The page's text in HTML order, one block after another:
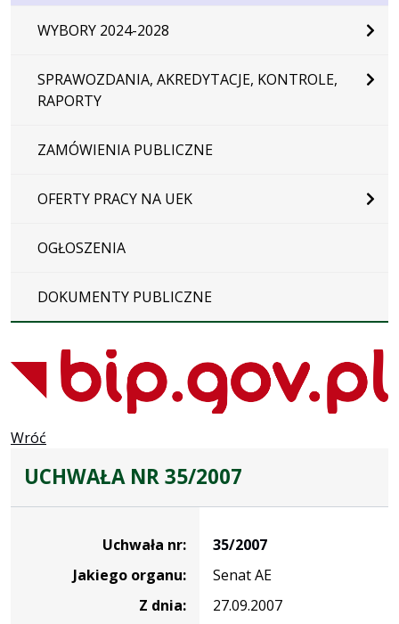
WYBORY 2024-2028
SPRAWOZDANIA, AKREDYTACJE, KONTROLE,
RAPORTY
ZAMÓWIENIA PUBLICZNE
OFERTY PRACY NA UEK
OGŁOSZENIA
DOKUMENTY PUBLICZNE
Wróć
UCHWAŁA NR 35/2007
Uchwała nr:
35/2007
Jakiego organu:
Senat AE
Z dnia:
27.09.2007